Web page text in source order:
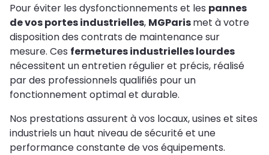
Pour éviter les dysfonctionnements et les pannes
de vos portes industrielles, MGParismet à votre
disposition des contrats de maintenance sur
mesure. Ces fermetures industrielles lourdes
nécessitent un entretien régulier et précis, réalisé
par des professionnels qualifiés pour un
fonctionnement optimal et durable.
Nos prestations assurent à vos locaux, usines et sites
industriels un haut niveau de sécurité et une
performance constante de vos équipements.